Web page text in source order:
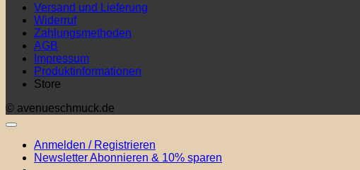
Versand und Lieferung
Widerruf
Zahlungsmethoden
AGB
Impressum
Produktinformationen
Store
© avenueschmuck.de
Anmelden / Registrieren
Newsletter Abonnieren & 10% sparen